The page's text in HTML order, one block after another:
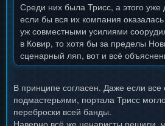
Среди них была Трисс, а этого уже
если бы вся их компания
уж совместными усилиями
в Ковир, то хотя бы за пределы
сценарный ляп, вот и всё
В принципе согласен. Даже если
подмастерьями, портала Трисс
переброски всей банды.